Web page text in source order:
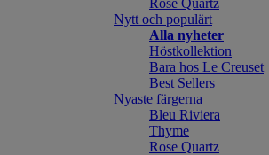
Rose Quartz
Nytt och populärt
Alla nyheter
Höstkollektion
Bara hos Le Creuset
Best Sellers
Nyaste färgerna
Bleu Riviera
Thyme
Rose Quartz